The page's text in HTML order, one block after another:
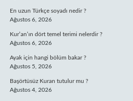
En uzun Türkçe soyadı nedir ?
Ağustos 6, 2026
Kur’an’ın dört temel terimi nelerdir ?
Ağustos 6, 2026
Ayak için hangi bölüm bakar ?
Ağustos 5, 2026
Başörtüsüz Kuran tutulur mu ?
Ağustos 4, 2026